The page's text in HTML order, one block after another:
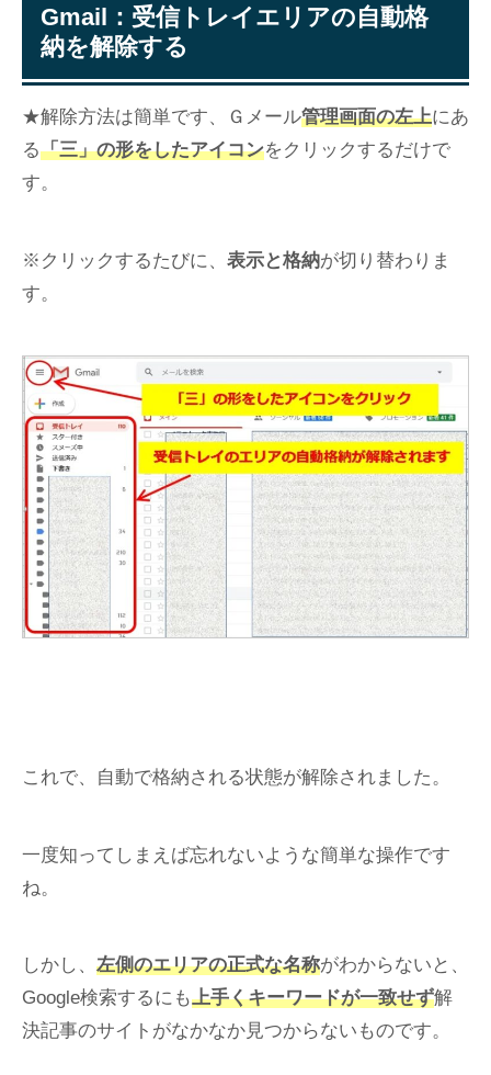
Gmail：受信トレイエリアの自動格
納を解除する
★解除方法は簡単です、Ｇメール管理画面の左上にあ
る「三」の形をしたアイコンをクリックするだけで
す。
※クリックするたびに、 表示と格納が切り替わりま
す。
これで、自動で格納される状態が解除されました。
一度知ってしまえば忘れないような簡単な操作です
ね。
しかし、 左側のエリアの正式な名称がわからないと、
Google検索するにも上手くキーワードが一致せず解
決記事のサイトがなかなか見つからないものです。